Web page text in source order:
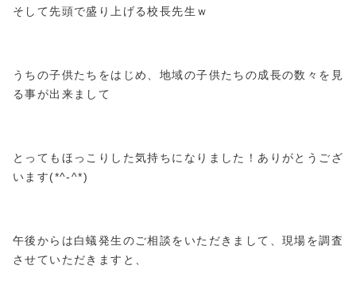
そして先頭で盛り上げる校長先生ｗ
うちの子供たちをはじめ、地域の子供たちの成長の数々を見
る事が出来まして
とってもほっこりした気持ちになりました！ありがとうござ
います(*^-^*)
午後からは白蟻発生のご相談をいただきまして、現場を調査
させていただきますと、